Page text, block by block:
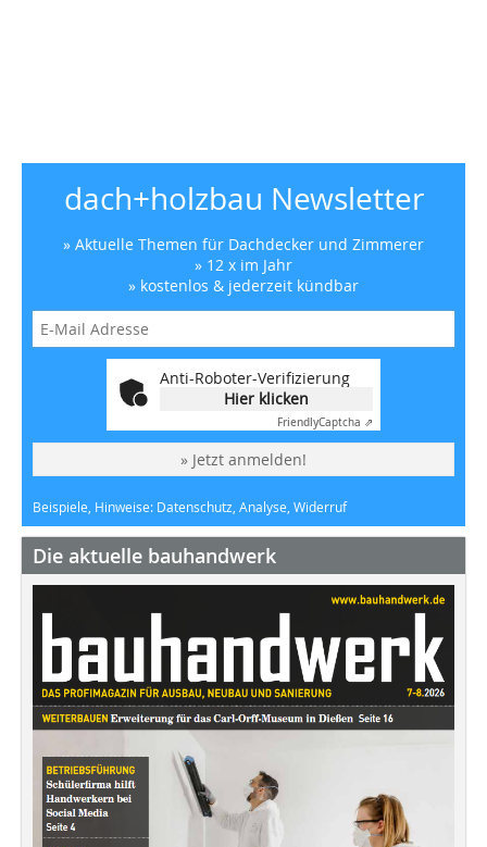
dach+holzbau Newsletter
» Aktuelle Themen für Dachdecker und Zimmerer
» 12 x im Jahr
» kostenlos & jederzeit kündbar
Anti-Roboter-Verifizierung
Hier klicken
FriendlyCaptcha ⇗
» Jetzt anmelden!
Beispiele, Hinweise: Datenschutz, Analyse, Widerruf
Die aktuelle bauhandwerk